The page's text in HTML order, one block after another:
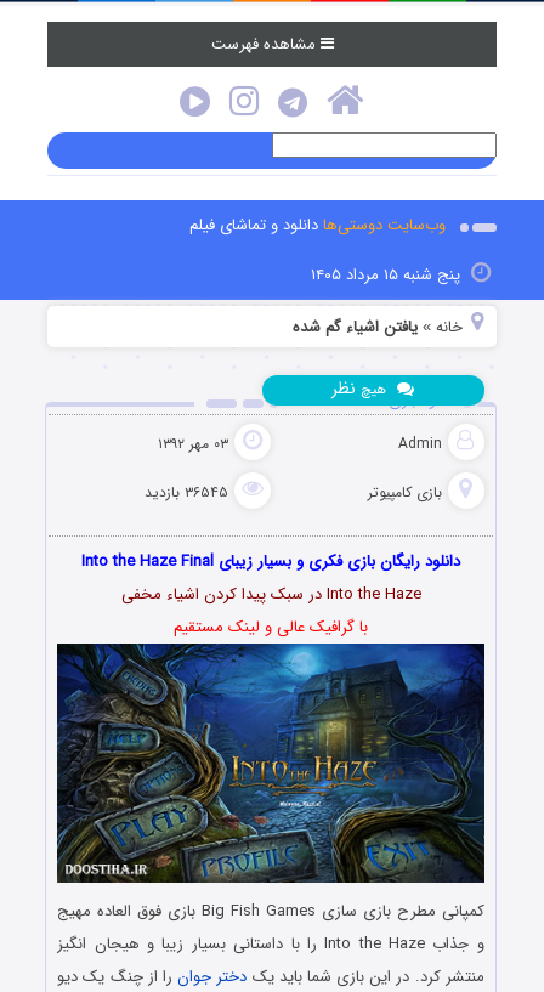
مشاهده فهرست
وب‌سایت دوستی‌هادانلود و تماشای فیلم
پنج شنبه ۱۵ مرداد ۱۴۰۵
خانه »یافتن اشیاء گم شده
دانلود بازی Into the Haze
Admin ۰۳ مهر ۱۳۹۲
بازی کامپیوتر ۳۶۵۴۵ بازدید
هیچ نظر
دانلود رایگان بازی فکری و بسیار زیبای Into the Haze Final
Into the Haze در سبک پیدا کردن اشیاء مخفی
با گرافیک عالی و لینک مستقیم
کمپانی مطرح بازی سازی Big Fish Games بازی فوق العاده مهیج
و جذاب Into the Haze را با داستانی بسیار زیبا و هیجان انگیز
منتشر کرد. در این بازی شما باید یک دختر جوانرا از چنگ یک دیو